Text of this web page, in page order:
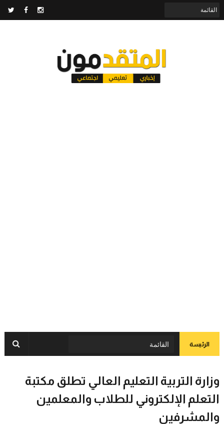
الرئيسة
وزارة التربية التعليم العالي تطلق مكتبة
التعلم الإلكتروني للطلاب والمعلمين
والمشرفين